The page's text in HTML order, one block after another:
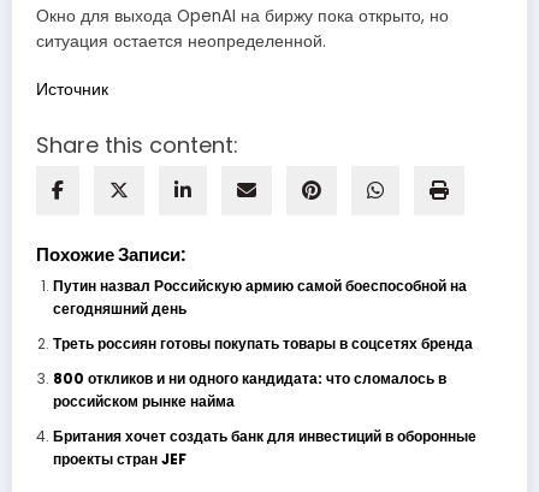
Окно для выхода OpenAI на биржу пока открыто, но
ситуация остается неопределенной.
Источник
Share this content:
Похожие Записи:
Путин назвал Российскую армию самой боеспособной на
сегодняшний день
Треть россиян готовы покупать товары в соцсетях бренда
800 откликов и ни одного кандидата: что сломалось в
российском рынке найма
Британия хочет создать банк для инвестиций в оборонные
проекты стран JEF